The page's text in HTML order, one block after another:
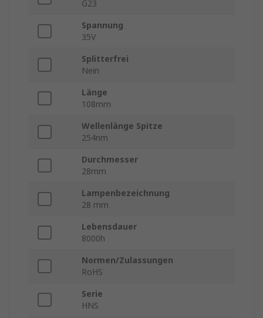
G23
Spannung
35V
Splitterfrei
Nein
Länge
108mm
Wellenlänge Spitze
254nm
Durchmesser
28mm
Lampenbezeichnung
28 mm
Lebensdauer
8000h
Normen/Zulassungen
RoHS
Serie
HNS